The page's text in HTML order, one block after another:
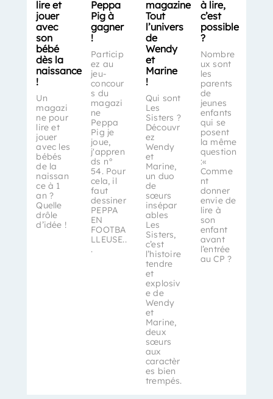
lire et
jouer
avec
son
bébé
dès la
naissance
!
Un
magazi
ne pour
lire et
jouer
avec les
bébés
de la
naissan
ce à 1
an ?
Quelle
drôle
d’idée !
Peppa
Pig à
gagner
!
Particip
ez au
jeu-
concour
s du
magazi
ne
Peppa
Pig je
joue,
j'appren
ds n°
54. Pour
cela, il
faut
dessiner
PEPPA
EN
FOOTBA
LLEUSE..
.
magazine…
Tout
l’univers
de
Wendy
et
Marine
!
Qui sont
Les
Sisters ?
Découvr
ez
Wendy
et
Marine,
un duo
de
sœurs
insépar
ables
Les
Sisters,
c’est
l’histoire
tendre
et
explosiv
e de
Wendy
et
Marine,
deux
sœurs
aux
caractèr
es bien
trempés.
à lire,
c’est
possible
?
Nombre
ux sont
les
parents
de
jeunes
enfants
qui se
posent
la même
question
:«
Comme
nt
donner
envie de
lire à
son
enfant
avant
l’entrée
au CP ?